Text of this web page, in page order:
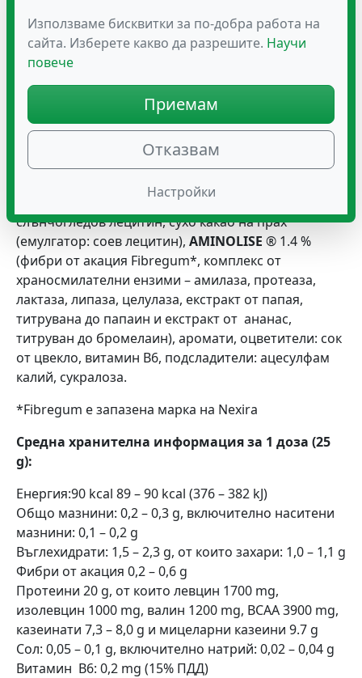
и ванилия
Този продукт отговаря на Антидопинговите
норми AFNOR V94-001
Състав на продукта
Млечни протеини от 3 източника (млечни
калциеви казеинати , получени чрез
ултрафилтрация, млечен суроватъчен протеин ,
млечен протеинов изолат) емулгатор:
слънчогледов лецитин, сухо какао на прах
(емулгатор: соев лецитин), AMINOLISE ® 1.4 %
(фибри от акация Fibregum*, комплекс от
храносмилателни ензими – амилаза, протеаза,
лактаза, липаза, целулаза, екстракт от папая,
титрувана до папаин и екстракт от ананас,
титруван до бромелаин), аромати, оцветители: сок
от цвекло, витамин B6, подсладители: ацесулфам
калий, сукралоза.
*Fibregum е запазена марка на Nexira
Средна хранителна информация за 1 доза (25
g):
Енергия:90 kcal 89 – 90 kcal (376 – 382 kJ)
Общо мазнини: 0,2 – 0,3 g, включително наситени
мазнини: 0,1 – 0,2 g
Въглехидрати: 1,5 – 2,3 g, от които захари: 1,0 – 1,1 g
Фибри от акация 0,2 – 0,6 g
Протеини 20 g, от които левцин 1700 mg,
изолевцин 1000 mg, валин 1200 mg, BCAA 3900 mg,
казеинати 7,3 – 8,0 g и мицеларни казеини 9.7 g
Сол: 0,05 – 0,1 g, включително натрий: 0,02 – 0,04 g
Витамин В6: 0,2 mg (15% ПДД)
Използваме бисквитки за по-добра работа на
сайта. Изберете какво да разрешите. Научи
повече
Приемам
Отказвам
Настройки